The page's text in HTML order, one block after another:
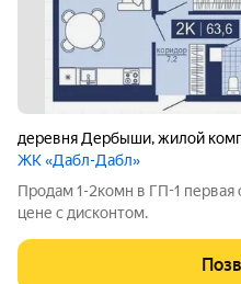
деревня Дербыши,жилой
ЖК «Дабл-Дабл»
Продам 1-2комн в ГП-1 первая
цене с дисконтом.